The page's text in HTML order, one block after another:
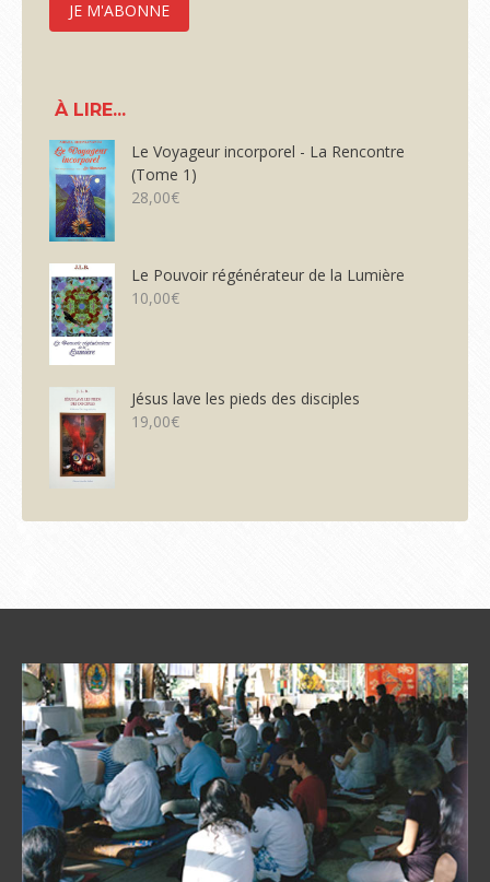
À LIRE...
Le Voyageur incorporel - La Rencontre
(Tome 1)
28,00€
Le Pouvoir régénérateur de la Lumière
10,00€
Jésus lave les pieds des disciples
19,00€